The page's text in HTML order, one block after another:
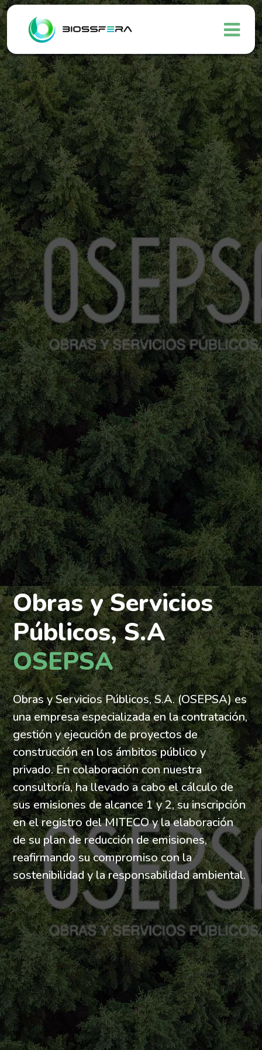
Obras y Servicios
Públicos, S.A
OSEPSA
Obras y Servicios Públicos, S.A. (OSEPSA) es
una empresa especializada en la contratación,
gestión y ejecución de proyectos de
construcción en los ámbitos público y
privado. En colaboración con nuestra
consultoría, ha llevado a cabo el cálculo de
sus emisiones de alcance 1 y 2, su inscripción
en el registro del MITECO y la elaboración
de su plan de reducción de emisiones,
reafirmando su compromiso con la
sostenibilidad y la responsabilidad ambiental.